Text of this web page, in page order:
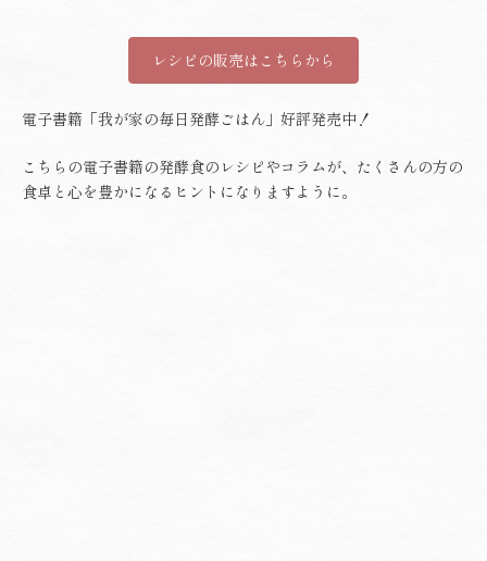
レシピの販売はこちらから
電子書籍「我が家の毎日発酵ごはん」好評発売中！
こちらの電子書籍の発酵食のレシピやコラムが、たくさんの方の
食卓と心を豊かになるヒントになりますように。